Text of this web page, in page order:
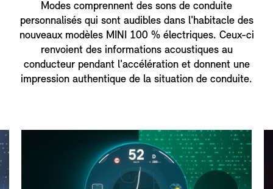
Modes comprennent des sons de conduite
personnalisés qui sont audibles dans l'habitacle des
nouveaux modèles MINI 100 % électriques. Ceux-ci
renvoient des informations acoustiques au
conducteur pendant l'accélération et donnent une
impression authentique de la situation de conduite.